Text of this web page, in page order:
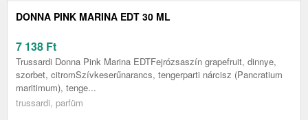
DONNA PINK MARINA EDT 30 ML
7 138 Ft
Trussardi Donna Pink Marina EDTFejrózsaszín grapefruit, dinnye,
szorbet, citromSzívkeserűnarancs, tengerparti nárcisz (Pancratium
maritimum), tenge...
trussardi, parfüm